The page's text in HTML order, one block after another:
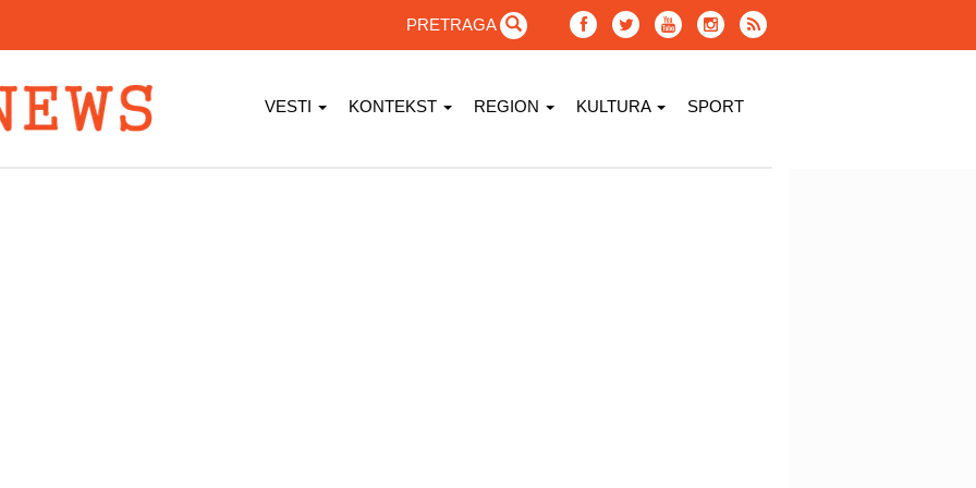
PRETRAGA
VESTI KONTEKST REGION KULTURA SPORT